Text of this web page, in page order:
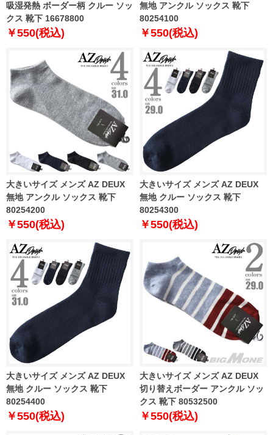
吸湿発熱 ボーダー柄 クルー ソッ
クス 靴下 16678800
￥550(税込)
無地 アンクル ソックス 靴下
80254100
￥550(税込)
大きいサイズ メンズ AZ DEUX
無地 アンクル ソックス 靴下
80254200
￥550(税込)
大きいサイズ メンズ AZ DEUX
無地 クルー ソックス 靴下
80254300
￥550(税込)
大きいサイズ メンズ AZ DEUX
無地 クルー ソックス 靴下
80254400
￥550(税込)
大きいサイズ メンズ AZ DEUX
切り替えボーダー アンクル ソッ
クス 靴下 80532500
￥550(税込)